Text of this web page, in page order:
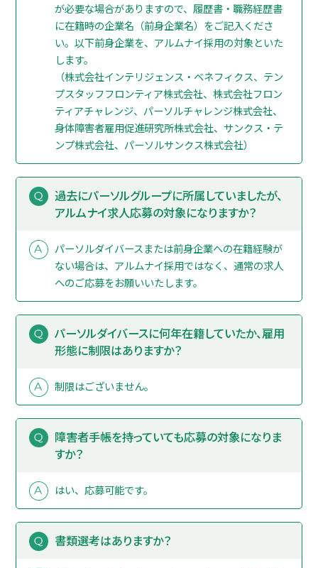
が必要な場合がありますので、履歴書・職務経歴書
に在籍時の企業名（前身企業名）をご記入くださ
い。以下前身企業を、アルムナイ採用の対象といた
します。
（株式会社インテリジェンス・ベネフィクス、テン
プスタッフフロンティア株式会社、株式会社フロン
ティアチャレンジ、パーソルチャレンジ株式会社、
身体障害者雇用促進研究所株式会社、サンクス・テ
ンプ株式会社、パーソルサンクス株式会社）
過去にパーソルグループに所属していましたが、
アルムナイ求人応募の対象になりますか？
パーソルダイバースまたは前身企業への在籍経験が
ない場合は、アルムナイ採用ではなく、通常の求人
へのご応募をお願いいたします。
パーソルダイバースに何年在籍していたか、雇用
形態に制限はありますか？
制限はございません。
障害者手帳を持っていても応募の対象になりま
すか？
はい、応募可能です。
書類選考はありますか？